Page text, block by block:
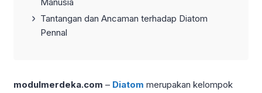
Tantangan dan Ancaman terhadap Diatom
Pennal
modulmerdeka.com – Diatom merupakan kelompok